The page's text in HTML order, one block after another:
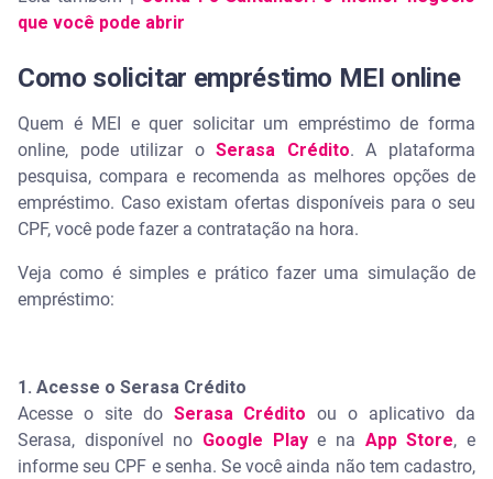
que você pode abrir
Como solicitar empréstimo MEI online
Quem é MEI e quer solicitar um empréstimo de forma
online, pode utilizar oSerasa Crédito. A plataforma
pesquisa, compara e recomenda as melhores opções de
empréstimo. Caso existam ofertas disponíveis para o seu
CPF, você pode fazer a contratação na hora.
Veja como é simples e prático fazer uma simulação de
empréstimo:
1. Acesse o Serasa Crédito
Acesse o site do Serasa Crédito ou o aplicativo da
Serasa, disponível no Google Playe na App Store, e
informe seu CPF e senha. Se você ainda não tem cadastro,